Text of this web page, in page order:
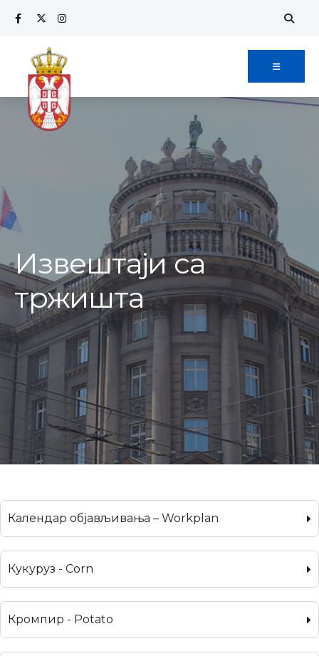
Извештаји са
тржишта
Календар објављивања – Workplan
Кукуруз - Corn
Кромпир - Potato